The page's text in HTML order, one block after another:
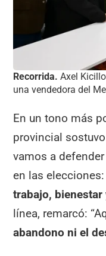
Recorrida. Axel
una vendedora del
En un tono más
provincial
vamos a
en las elecciones:
trabajo,
línea, remarcó:
abandono ni el